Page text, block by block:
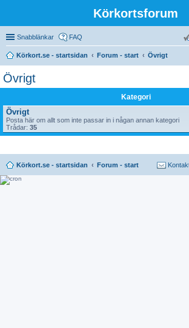
Körkortsforum
Snabblänkar FAQ
Körkort.se - startsidan Forum - start
Övrigt
Övrigt
Kategori
Övrigt
Posta här om allt som inte passar in i någan annan kategori
Trådar: 35
Körkort.se - startsidan Forum - start